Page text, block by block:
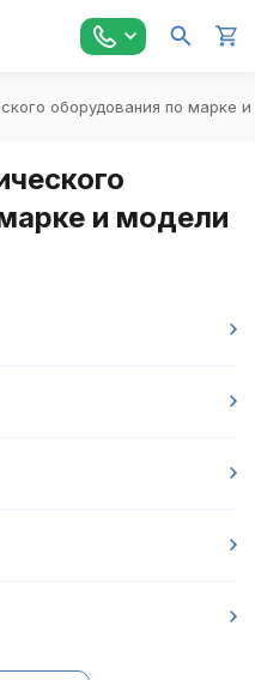
оборудования по марке
и модели